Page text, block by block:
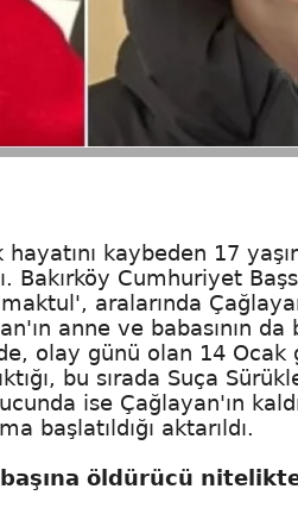
kaybeden 17
Cumhuriyet
aralarında
anne ve babasının da
olay günü olan 14 Ocak
bu sırada Suça
ise Çağlayan'ın
başlatıldığı aktarıldı.
öldürücü